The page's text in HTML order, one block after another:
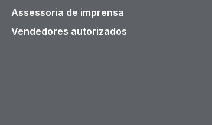
Assessoria de imprensa
Vendedores autorizados